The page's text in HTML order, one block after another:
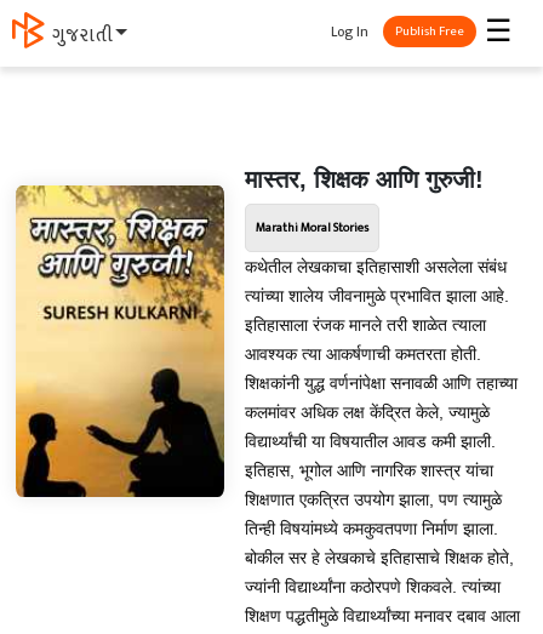
ગુજરાતી ☰
Log In Publish Free
मास्तर, शिक्षक आणि गुरुजी!
Marathi Moral Stories
कथेतील लेखकाचा इतिहासाशी असलेला संबंध
त्यांच्या शालेय जीवनामुळे प्रभावित झाला आहे.
इतिहासाला रंजक मानले तरी शाळेत त्याला
आवश्यक त्या आकर्षणाची कमतरता होती.
शिक्षकांनी युद्ध वर्णनांपेक्षा सनावळी आणि तहाच्या
कलमांवर अधिक लक्ष केंद्रित केले, ज्यामुळे
विद्यार्थ्यांची या विषयातील आवड कमी झाली.
इतिहास, भूगोल आणि नागरिक शास्त्र यांचा
शिक्षणात एकत्रित उपयोग झाला, पण त्यामुळे
तिन्ही विषयांमध्ये कमकुवतपणा निर्माण झाला.
बोकील सर हे लेखकाचे इतिहासाचे शिक्षक होते,
ज्यांनी विद्यार्थ्यांना कठोरपणे शिकवले. त्यांच्या
शिक्षण पद्धतीमुळे विद्यार्थ्यांच्या मनावर दबाव आला